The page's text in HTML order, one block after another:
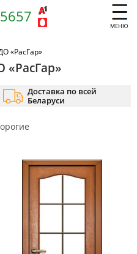
МЕНЮ
«РасГар»
Доставка по всей
Беларуси